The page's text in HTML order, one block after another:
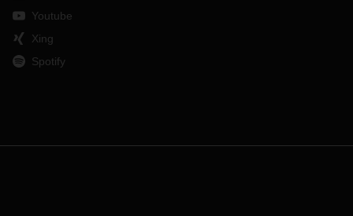
Youtube
Xing
Spotify